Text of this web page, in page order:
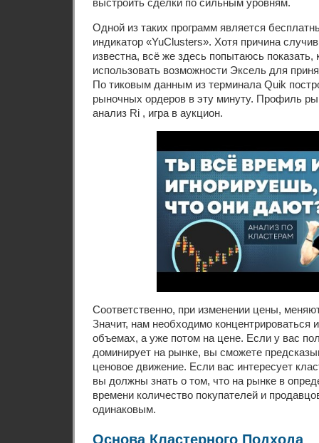
выстроить сделки по сильным уровням.
Одной из таких программ является
индикатор «YuClusters». Хотя причина
известна, всё же здесь попытаюсь
использовать возможности Эксель для
По тиковым данным из терминала Quik
рыночных ордеров в эту минуту. Профиль
анализ Ri , игра в аукцион.
Соответственно, при изменении цены,
Значит, нам необходимо концентрироваться
объемах, а уже потом на цене. Если у вас
доминирует на рынке, вы сможете
ценовое движение. Если вас интересует
вы должны знать о том, что на рынке в
времени количество покупателей и
одинаковым.
Основа Кластерного Подхода